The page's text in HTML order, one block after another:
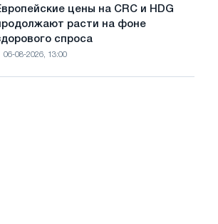
цены на CRC и HDG
расти на фоне
спроса
06-08-2026, 13:00